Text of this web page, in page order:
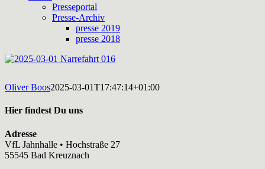
Presseportal
Presse-Archiv
presse 2019
presse 2018
Oliver Boos2025-03-01T17:47:14+01:00
Hier findest Du uns
Adresse
VfL Jahnhalle • Hochstraße 27
55545 Bad Kreuznach